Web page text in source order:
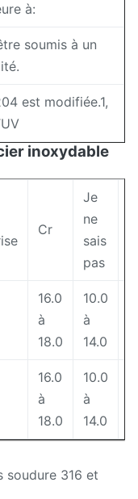
à:
soumis à un
est modifiée.1,
inoxydable
Cr
Je
ne
sais
pas
16.0
à
18.0
10.0
à
14.0
16.0
à
18.0
10.0
à
14.0
soudure 316 et